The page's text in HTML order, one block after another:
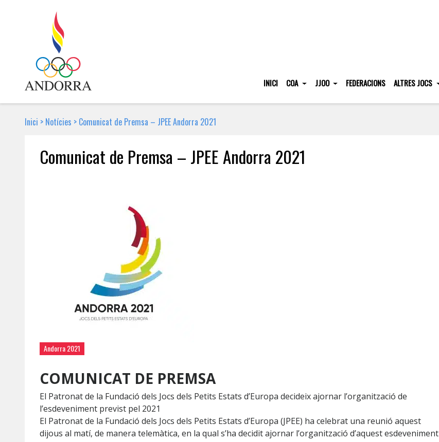
INICI COA JJOO FEDERACIONS ALTRES JOCS
Inici > Notícies > Comunicat de Premsa – JPEE Andorra 2021
Comunicat de Premsa – JPEE Andorra 2021
Andorra 2021
COMUNICAT DE PREMSA
El Patronat de la Fundació dels Jocs dels Petits Estats d’Europa decideix ajornar l’organització de
l’esdeveniment previst pel 2021
El Patronat de la Fundació dels Jocs dels Petits Estats d’Europa (JPEE) ha celebrat una reunió aquest
dijous al matí, de manera telemàtica, en la qual s’ha decidit ajornar l’organització d’aquest esdeveniment